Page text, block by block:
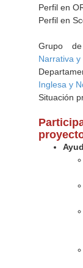
Perfil en
Perfil en
Grupo
Narrativa
Inglesa y
Situación